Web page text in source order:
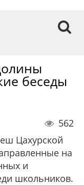
беседы
562
Цахурской
на
и
школьников.